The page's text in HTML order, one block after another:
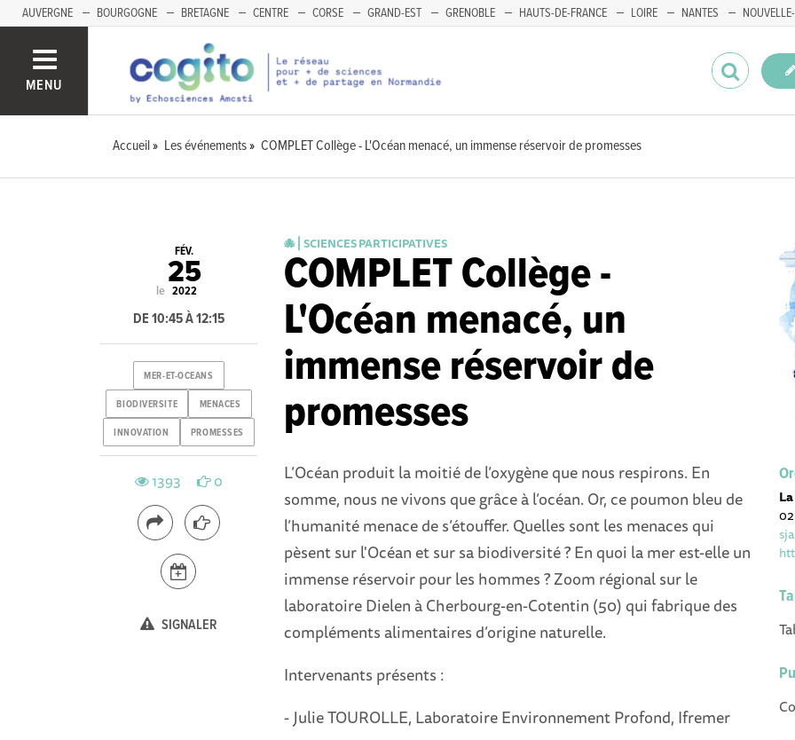
AUVERGNE BOURGOGNE BRETAGNE CENTRE CORSE GRAND-EST GRENOBLE HAUTS-DE-FRANCE LOIRE NANTES
MENU
Accueil Les événements COMPLET Collège - L'Océan menacé, un immense réservoir de promesses
🐙 ⎜SCIENCES PARTICIPATIVES
COMPLET Collège -
L'Océan menacé, un
immense réservoir de
promesses
L’Océan produit la moitié de l’oxygène que nous respirons. En
somme, nous ne vivons que grâce à l’océan. Or, ce poumon bleu de
l’humanité menace de s’étouffer. Quelles sont les menaces qui
pèsent sur l'Océan et sur sa biodiversité ? En quoi la mer est-elle un
immense réservoir pour les hommes ? Zoom régional sur le
laboratoire Dielen à Cherbourg-en-Cotentin (50) qui fabrique des
compléments alimentaires d’origine naturelle.
Intervenants présents :
- Julie TOUROLLE, Laboratoire Environnement Profond, Ifremer
le
FÉV.
25
2022
DE 10:45 À 12:15
MER-ET-OCEANS
BIODIVERSITE MENACES
INNOVATION PROMESSES
1393 0
SIGNALER